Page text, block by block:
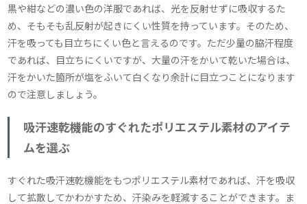
黒や紺などの濃い色の洋服であれば、光を反射せずに吸収するた
め、そもそも乱反射が起きにくい性質を持っています。そのため、
汗を吸っても目立ちにくい色と言えるのです。ただ少量の脇汗程度
であれば、目立ちにくいですが、大量の汗をかいて乾いた場合は、
汗をかいた箇所が塩をふいて白くなり余計に目立つことになります
ので注意しましょう。
吸汗速乾機能のすぐれたポリエステル素材のアイテ
ムを選ぶ
すぐれた吸汗速乾機能をもつポリエステル素材であれば、汗を吸収
して拡散してかわかすため、汗染みを軽減することができます。ま